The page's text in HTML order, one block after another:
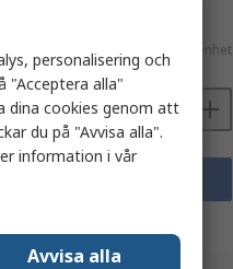
kr (exkl. moms) 39,42 kr/enhet
personalisering och
"Acceptera alla"
dina cookies genom att
du på "Avvisa alla".
information i vår
Avvisa alla